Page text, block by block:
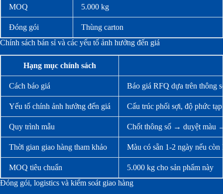
MOQ 5.000 kg
Đóng gói
Thùng carton
Chính sách bán sỉ và các yếu tố ảnh hưởng đến giá
Hạng mục chính sách
Cách báo giá Báo giá RFQ dựa trên thông
Yếu tố chính ảnh hưởng đến giá Cấu trúc phối sợi, độ phức
Quy trình mẫu Chốt thông số → duyệt màu
Thời gian giao hàng tham khảo Màu có sẵn 1-2 ngày nếu
MOQ tiêu chuẩn
5.000 kg cho sản phẩm này
Đóng gói, logistics và kiểm soát giao hàng